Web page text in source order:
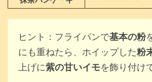
ヒント：フライパンで基本の粉
にも重ねたら、ホイップした粉
上げに紫の甘いイモを飾り付け